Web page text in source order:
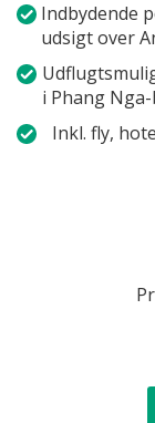
Indbydende
udsigt over
i Phang
Inkl. fly,